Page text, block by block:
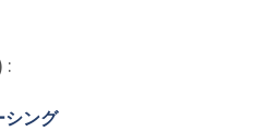
:
シング